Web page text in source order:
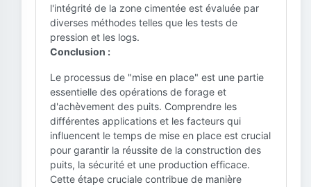
l'intégrité de la zone cimentée est évaluée par
diverses méthodes telles que les tests de
pression et les logs.
Conclusion :
Le processus de "mise en place" est une partie
essentielle des opérations de forage et
d'achèvement des puits. Comprendre les
différentes applications et les facteurs qui
influencent le temps de mise en place est crucial
pour garantir la réussite de la construction des
puits, la sécurité et une production efficace.
Cette étape cruciale contribue de manière